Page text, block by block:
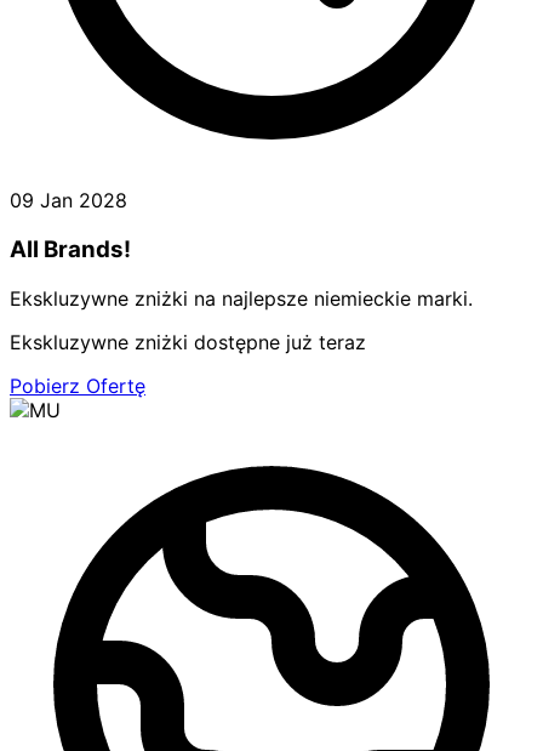
09 Jan 2028
All Brands!
Ekskluzywne zniżki na najlepsze niemieckie marki.
Ekskluzywne zniżki dostępne już teraz
Pobierz Ofertę